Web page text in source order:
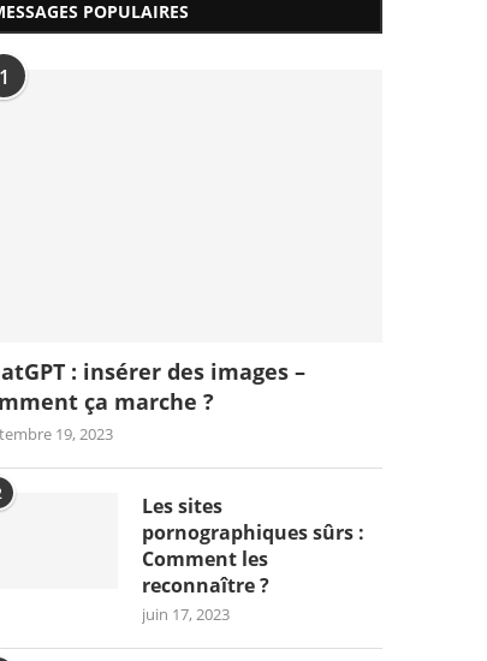
POPULAIRES
1
: insérer des images –
ça marche ?
19, 2023
Les sites
pornographiques sûrs :
Comment les
reconnaître ?
juin 17, 2023